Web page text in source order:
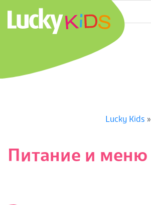
содержимому
U
Y
Главное
навигационное
Lucky Kids »
Питание и меню